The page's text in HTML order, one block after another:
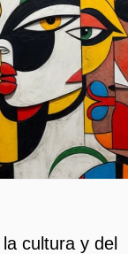
cultura y del